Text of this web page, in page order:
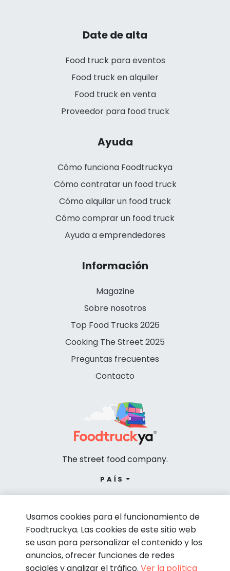
Date de alta
Food truck para eventos
Food truck en alquiler
Food truck en venta
Proveedor para food truck
Ayuda
Cómo funciona Foodtruckya
Cómo contratar un food truck
Cómo alquilar un food truck
Cómo comprar un food truck
Ayuda a emprendedores
Información
Magazine
Sobre nosotros
Top Food Trucks 2026
Cooking The Street 2025
Preguntas frecuentes
Contacto
The street food company.
PAÍS
Usamos cookies para el funcionamiento de
Foodtruckya. Las cookies de este sitio web
se usan para personalizar el contenido y los
anuncios, ofrecer funciones de redes
sociales y analizar el tráfico. Ver la política